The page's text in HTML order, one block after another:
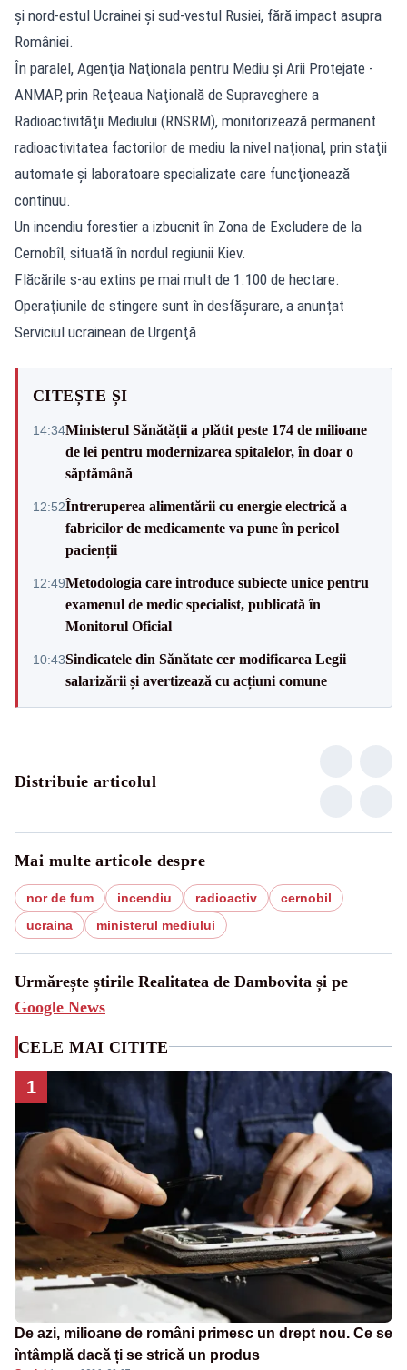
şi nord-estul Ucrainei şi sud-vestul Rusiei, fără impact asupra
României.
În paralel, Agenţia Naţionala pentru Mediu şi Arii Protejate -
ANMAP, prin Reţeaua Naţională de Supraveghere a
Radioactivităţii Mediului (RNSRM), monitorizează permanent
radioactivitatea factorilor de mediu la nivel naţional, prin staţii
automate şi laboratoare specializate care funcţionează
continuu.
Un incendiu forestier a izbucnit în Zona de Excludere de la
Cernobîl, situată în nordul regiunii Kiev.
Flăcările s-au extins pe mai mult de 1.100 de hectare.
Operaţiunile de stingere sunt în desfășurare, a anunțat
Serviciul ucrainean de Urgenţă
CITEȘTE ȘI
14:34Ministerul Sănătății a plătit peste 174 de milioane
de lei pentru modernizarea spitalelor, în doar o
săptămână
12:52Întreruperea alimentării cu energie electrică a
fabricilor de medicamente va pune în pericol
pacienții
12:49Metodologia care introduce subiecte unice pentru
examenul de medic specialist, publicată în
Monitorul Oficial
10:43Sindicatele din Sănătate cer modificarea Legii
salarizării și avertizează cu acțiuni comune
Distribuie articolul
Mai multe articole despre
nor de fum incendiu radioactiv
cernobil
ucraina
ministerul mediului
Urmărește știrile Realitatea de Dambovita și pe
Google News
CELE MAI CITITE
1
De azi, milioane de români primesc un drept nou. Ce se
întâmplă dacă ți se strică un produs